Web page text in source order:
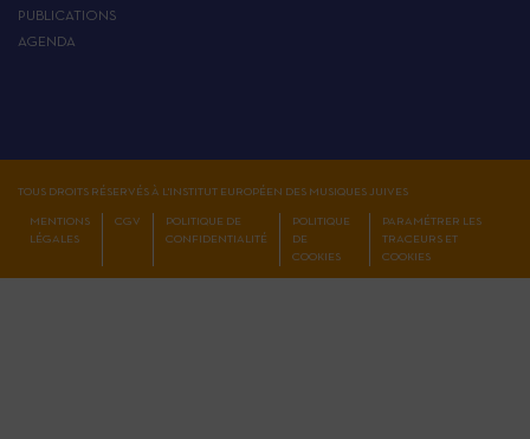
PUBLICATIONS
AGENDA
TOUS DROITS RÉSERVÉS À L'INSTITUT EUROPÉEN DES MUSIQUES JUIVES
MENTIONS
LÉGALES
CGV
POLITIQUE DE
CONFIDENTIALITÉ
POLITIQUE
DE
COOKIES
PARAMÉTRER LES
TRACEURS ET
COOKIES